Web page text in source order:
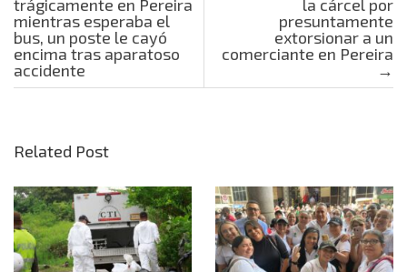
trágicamente en Pereira
mientras esperaba el
bus, un poste le cayó
encima tras aparatoso
accidente
la cárcel por
presuntamente
extorsionar a un
comerciante en Pereira
→
Related Post